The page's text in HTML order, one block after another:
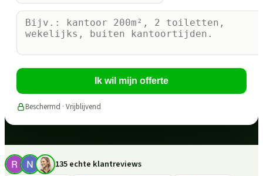
Ik wil mijn offerte
Beschermd · Vrijblijvend
135 echte klantreviews